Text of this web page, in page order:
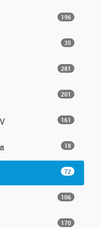
196
35
281
201
161
18
72
106
170